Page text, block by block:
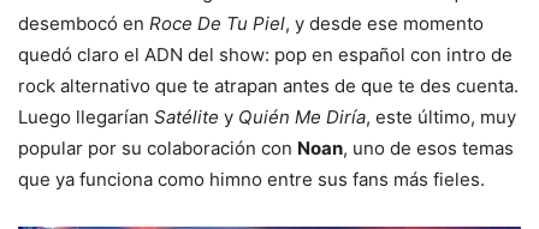
desembocó en Roce De Tu Piel, y desde ese momento
quedó claro el ADN del show: pop en español con intro de
rock alternativo que te atrapan antes de que te des cuenta.
Luego llegarían Satélite y Quién Me Diría, este último, muy
popular por su colaboración con Noan, uno de esos temas
que ya funciona como himno entre sus fans más fieles.